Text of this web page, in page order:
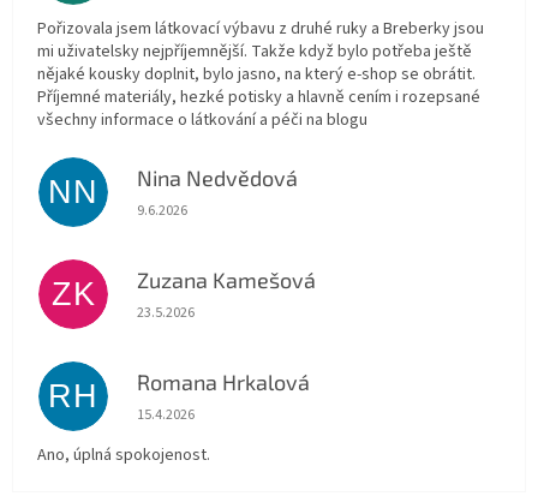
Pořizovala jsem látkovací výbavu z druhé ruky a Breberky jsou
mi uživatelsky nejpříjemnější. Takže když bylo potřeba ještě
nějaké kousky doplnit, bylo jasno, na který e-shop se obrátit.
Příjemné materiály, hezké potisky a hlavně cením i rozepsané
všechny informace o látkování a péči na blogu
NN Nina Nedvědová
Hodnocení obchodu je 5 z 5 hvězdiček.
9.6.2026
ZK Zuzana Kamešová
Hodnocení obchodu je 5 z 5 hvězdiček.
23.5.2026
RH Romana Hrkalová
Hodnocení obchodu je 5 z 5 hvězdiček.
15.4.2026
Ano, úplná spokojenost.